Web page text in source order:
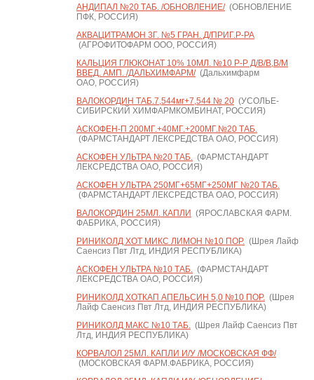
АНДИПАЛ №20 ТАБ. /ОБНОВЛЕНИЕ/(ОБНОВЛЕНИЕ
ПФК, РОССИЯ)
АКВАЦИТРАМОН 3Г. №5 ГРАН. Д/ПРИГ.Р-РА
(АГРОФИТОФАРМ ООО, РОССИЯ)
КАЛЬЦИЯ ГЛЮКОНАТ 10% 10МЛ. №10 Р-Р Д/В/В,В/М
ВВЕД. АМП. /ДАЛЬХИМФАРМ/(Дальхимфарм
ОАО, РОССИЯ)
ВАЛОКОРДИН ТАБ.7,544мг+7,544 № 20(УСОЛЬЕ-
СИБИРСКИЙ ХИМФАРМКОМБИНАТ, РОССИЯ)
АСКОФЕН-П 200МГ.+40МГ.+200МГ.№20 ТАБ.
(ФАРМСТАНДАРТ ЛЕКСРЕДСТВА ОАО, РОССИЯ)
АСКОФЕН УЛЬТРА №20 ТАБ.(ФАРМСТАНДАРТ
ЛЕКСРЕДСТВА ОАО, РОССИЯ)
АСКОФЕН УЛЬТРА 250МГ+65МГ+250МГ №20 ТАБ.
(ФАРМСТАНДАРТ ЛЕКСРЕДСТВА ОАО, РОССИЯ)
ВАЛОКОРДИН 25МЛ. КАПЛИ (ЯРОСЛАВСКАЯ ФАРМ.
ФАБРИКА, РОССИЯ)
РИНИКОЛД ХОТ МИКС ЛИМОН №10 ПОР.(Шрея Лайф
Саенсиз Пвт Лтд, ИНДИЯ РЕСПУБЛИКА)
АСКОФЕН УЛЬТРА №10 ТАБ.(ФАРМСТАНДАРТ
ЛЕКСРЕДСТВА ОАО, РОССИЯ)
РИНИКОЛД ХОТКАП АПЕЛЬСИН 5,0 №10 ПОР.(Шрея
Лайф Саенсиз Пвт Лтд, ИНДИЯ РЕСПУБЛИКА)
РИНИКОЛД МАКС №10 ТАБ.(Шрея Лайф Саенсиз Пвт
Лтд, ИНДИЯ РЕСПУБЛИКА)
КОРВАЛОЛ 25МЛ. КАПЛИ И/У /МОСКОВСКАЯ ФФ/
(МОСКОВСКАЯ ФАРМ.ФАБРИКА, РОССИЯ)